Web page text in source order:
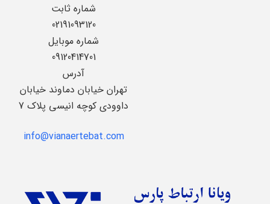
شماره ثابت
02191093120
شماره موبایل
09120414701
آدرس
تهران خیابان دماوند خیابان
داوودی کوچه انیسی پلاک 7
info@vianaertebat.com